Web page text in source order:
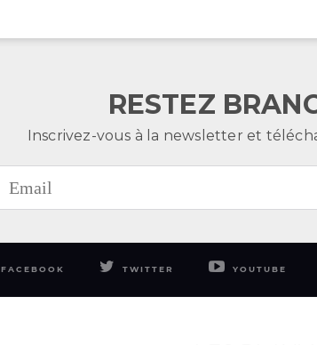
RESTEZ
Inscrivez-vous à la newsletter et
FACEBOOK TWITTER YOUTUBE